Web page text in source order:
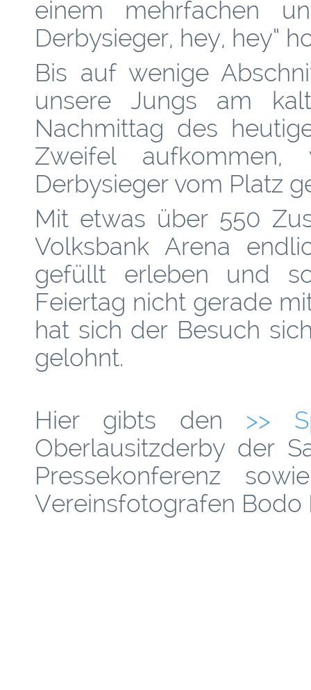
einem mehrfachen
Derbysieger, hey, hey“
Bis auf wenige
unsere Jungs am
Nachmittag des
Zweifel
Derbysieger vom Platz
Mit etwas über 550
Volksbank Arena
gefüllt erleben und
Feiertag nicht gerade
hat sich der Besuch
gelohnt.
Hier gibts den >>
Oberlausitzderby der
Pressekonferenz
Vereinsfotografen Bodo